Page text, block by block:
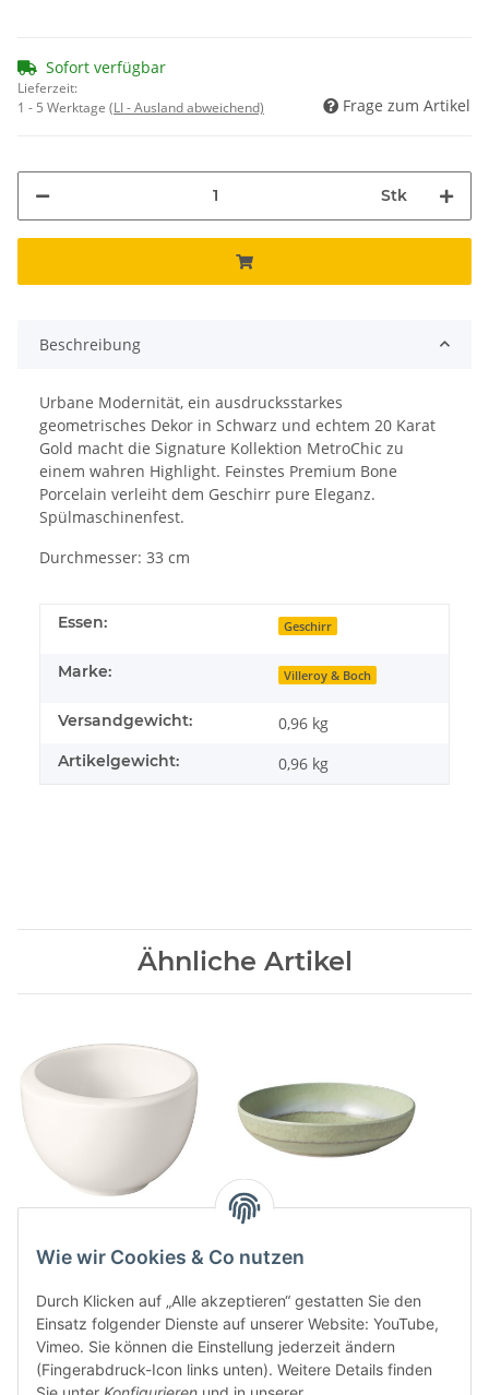
Sofort verfügbar
Lieferzeit:
1 - 5 Werktage (LI - Ausland abweichend) Frage zum Artikel
Stk
Beschreibung
Urbane Modernität, ein ausdrucksstarkes
geometrisches Dekor in Schwarz und echtem 20 Karat
Gold macht die Signature Kollektion MetroChic zu
einem wahren Highlight. Feinstes Premium Bone
Porcelain verleiht dem Geschirr pure Eleganz.
Spülmaschinenfest.
Durchmesser: 33 cm
Essen: Geschirr
Marke: Villeroy & Boch
Versandgewicht: 0,96 kg
Artikelgewicht: 0,96 kg
Ähnliche Artikel
Mokka-/Espressobertasse
ohne Henkel
20,90 CHF*
32,90 CHF
Wie wir Cookies & Co nutzen
Durch Klicken auf „Alle akzeptieren“ gestatten Sie den
Einsatz folgender Dienste auf unserer Website: YouTube,
Vimeo. Sie können die Einstellung jederzeit ändern
(Fingerabdruck-Icon links unten). Weitere Details finden